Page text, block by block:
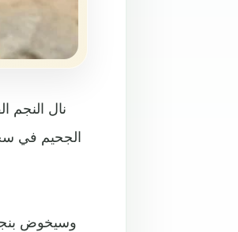
نال النجم
الجحيم في
وسيخوض